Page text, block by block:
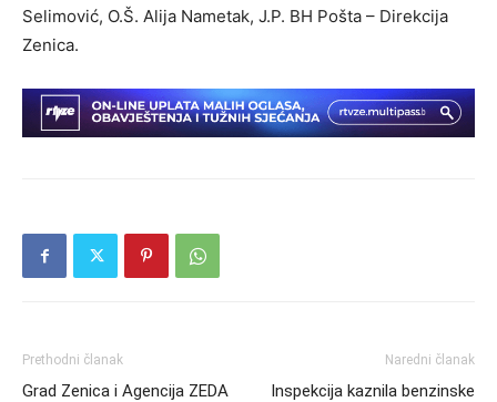
Selimović, O.Š. Alija Nametak, J.P. BH Pošta – Direkcija
Zenica.
Prethodni članak
Grad Zenica i Agencija ZEDA
Naredni članak
Inspekcija kaznila benzinske